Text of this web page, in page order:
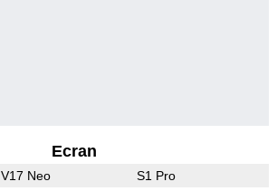
Ecran
V17 Neo S1 Pro